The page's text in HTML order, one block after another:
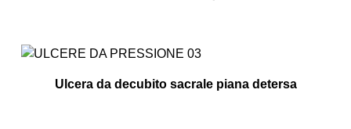
Ulcera da decubito sacrale piana detersa